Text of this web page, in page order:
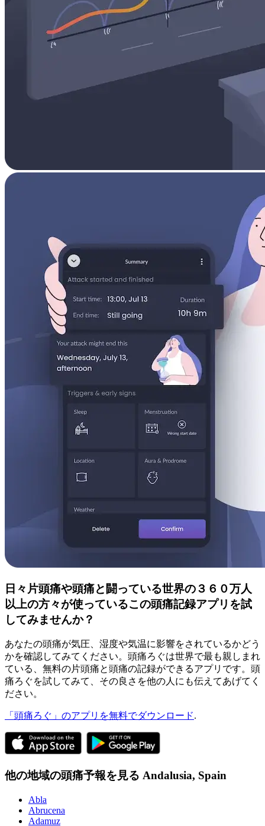
日々片頭痛や頭痛と闘っている世界の３６０万人
以上の方々が使っているこの頭痛記録アプリを試
してみませんか？
あなたの頭痛が気圧、湿度や気温に影響をされているかどう
かを確認してみてください。頭痛ろぐは世界で最も親しまれ
ている、無料の片頭痛と頭痛の記録ができるアプリです。頭
痛ろぐを試してみて、その良さを他の人にも伝えてあげてく
ださい。
「頭痛ろぐ」のアプリを無料でダウンロード.
他の地域の頭痛予報を見る Andalusia, Spain
Abla
Abrucena
Adamuz